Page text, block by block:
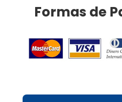
Formas de